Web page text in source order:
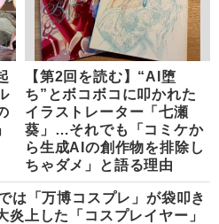
【第2回を読む】“AI堕
ち”とボコボコに叩かれた
イラストレーター「七瀬
葵」…それでも「コミケか
ら生成AIの創作物を排除し
ちゃダメ」と語る理由
は「万博コスプレ」が袋叩き
炎上した「コスプレイヤー」